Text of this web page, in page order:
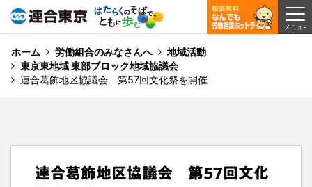
ホーム 労働組合のみなさんへ
地域活動
東京東地域 東部ブロック地域協議会
連合葛飾地区協議会 第57回文化祭を開催
連合葛飾地区協議会 第57回文化